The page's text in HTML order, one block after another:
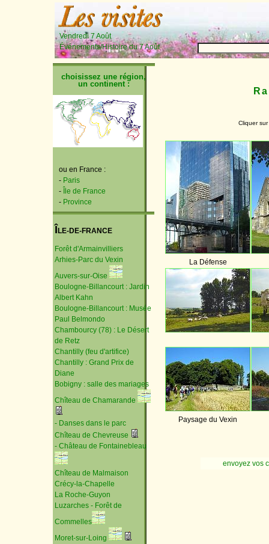
Vendredi 7 Août
Événements/Histoire du 7 Août
choisissez une région,
un continent :
ou en France :
- Paris
-
Île de France
- Province
Î LE-DE-FRANCE
Forêt d'Armainvilliers
Arhies-Parc du Vexin
Auvers-sur-Oise
Boulogne-Billancourt : Jardin
Albert Kahn
Boulogne-Billancourt : Musée
Paul Belmondo
Chambourcy (78) : Le Désert
de Retz
Chantilly (feu d'artifice)
Chantilly : Grand Prix de
Diane
Bobigny : salle des mariages
Chîteau de Chamarande
- Danses dans le parc
Chîteau de Chevreuse
- Château de Fontainebleau
Chîteau de Malmaison
Crécy-la-Chapelle
La Roche-Guyon
Luzarches - Forêt de
Commelles
Moret-sur-Loing
Cliquer
La Défense
Paysage du Vexin
envoyez vos